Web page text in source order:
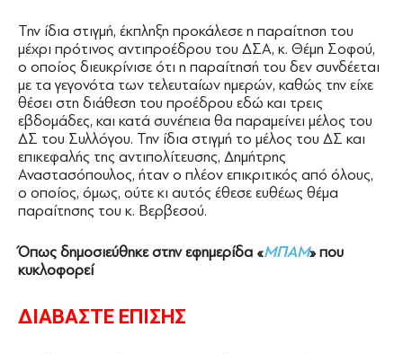
Την ίδια στιγμή, έκπληξη προκάλεσε η παραίτηση του
μέχρι πρότινος αντιπροέδρου του ΔΣΑ, κ. Θέμη Σοφού,
ο οποίος διευκρίνισε ότι η παραίτησή του δεν συνδέεται
με τα γεγονότα των τελευταίων ημερών, καθώς την είχε
θέσει στη διάθεση του προέδρου εδώ και τρεις
εβδομάδες, και κατά συνέπεια θα παραμείνει μέλος του
ΔΣ του Συλλόγου. Την ίδια στιγμή το μέλος του ΔΣ και
επικεφαλής της αντιπολίτευσης, Δημήτρης
Αναστασόπουλος, ήταν ο πλέον επικριτικός από όλους,
ο οποίος, όμως, ούτε κι αυτός έθεσε ευθέως θέμα
παραίτησης του κ. Βερβεσού.
Όπως δημοσιεύθηκε στην εφημερίδα «ΜΠΑΜ» που
κυκλοφορεί
ΔΙΑΒΑΣΤΕ ΕΠΙΣΗΣ